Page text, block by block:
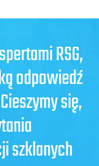
RSG,
odpowiedź
się,
szklanych